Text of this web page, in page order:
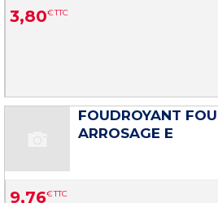
3,80€TTC
FOUDROYANT
ARROSAGE E
9,76€TTC